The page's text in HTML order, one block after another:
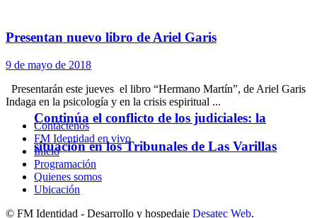
Continúa el conflicto de los judiciales: la
situación en los Tribunales de Las Varillas
Presentan nuevo libro de Ariel Garis
9 de mayo de 2018
Presentarán este jueves el libro “Hermano Martín”, de Ariel Garis
Indaga en la psicología y en la crisis espiritual ...
Contáctenos
FM Identidad en vivo
Inicio
Programación
Quienes somos
Ubicación
© FM Identidad - Desarrollo y hospedaje Desatec Web.